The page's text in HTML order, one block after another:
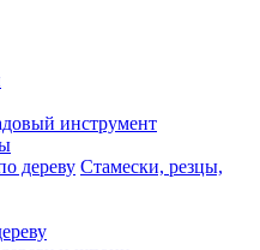
инструмент
Стамески, резцы,